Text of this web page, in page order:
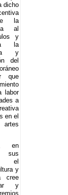
dicho
la
al
y
a la
y
del
que
labor
a
en el
en
sus
el
y
cree
y